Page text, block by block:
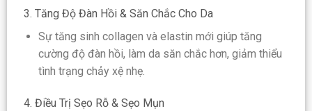
3. Tăng Độ Đàn Hồi & Săn Chắc Cho Da
Sự tăng sinh collagen và elastin mới giúp tăng
cường độ đàn hồi, làm da săn chắc hơn, giảm thiểu
tình trạng chảy xệ nhẹ.
4. Điều Trị Sẹo Rỗ & Sẹo Mụn